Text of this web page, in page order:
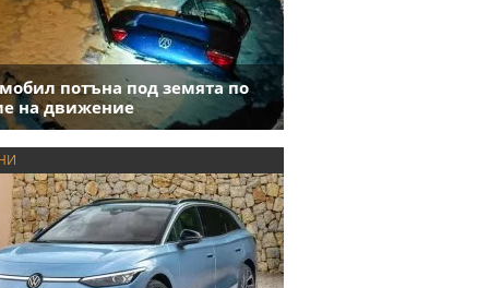
потъна под земята по
на движение